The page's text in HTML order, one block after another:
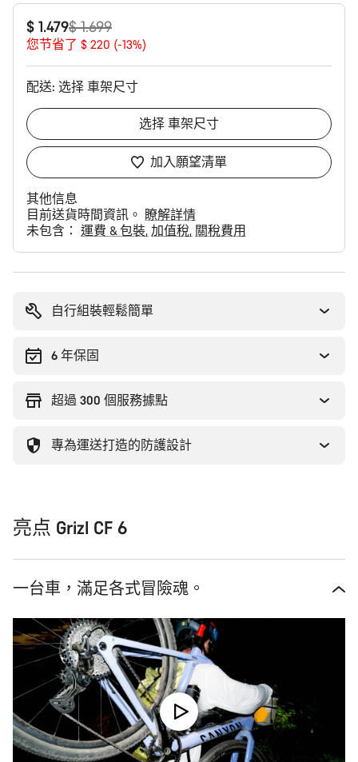
$ 1.479
原
价
$ 1.699
您节省了 $ 220 (-13%)
配送: 选择 車架尺寸
选择 車架尺寸
加入願望清單
其他信息
目前送貨時間資訊。 瞭解詳情
未包含： 運費 & 包裝 加值稅 關稅費用
自行組裝輕鬆簡單
6 年保固
超過 300 個服務據點
專為運送打造的防護設計
亮点 Grizl CF 6
一台車，滿足各式冒險魂。